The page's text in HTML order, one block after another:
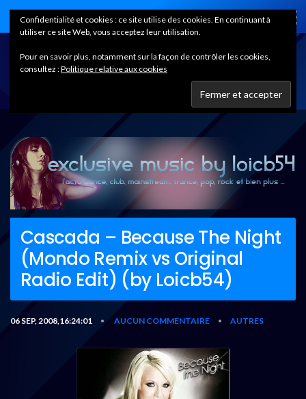
Home
Cascada – Because The Night
(Mondo Remix vs Original
Radio Edit) (by Loicb54)
06 SEP, 2008,16:24:01 • AUCUN COMMENTAIRE • AUTRES
Confidentialité et cookies : ce site utilise des cookies. En continuant à
utiliser ce site Web, vous acceptez leur utilisation.
Pour en savoir plus, notamment sur la façon de contrôler les cookies,
consultez :Politique relative aux cookies